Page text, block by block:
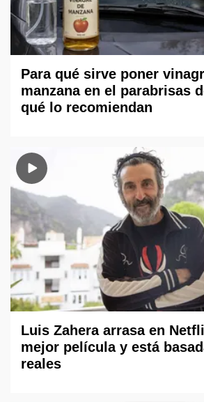
Para qué sirve poner
manzana en el parabrisas
qué lo recomiendan
Luis Zahera arrasa en
mejor película y está
reales